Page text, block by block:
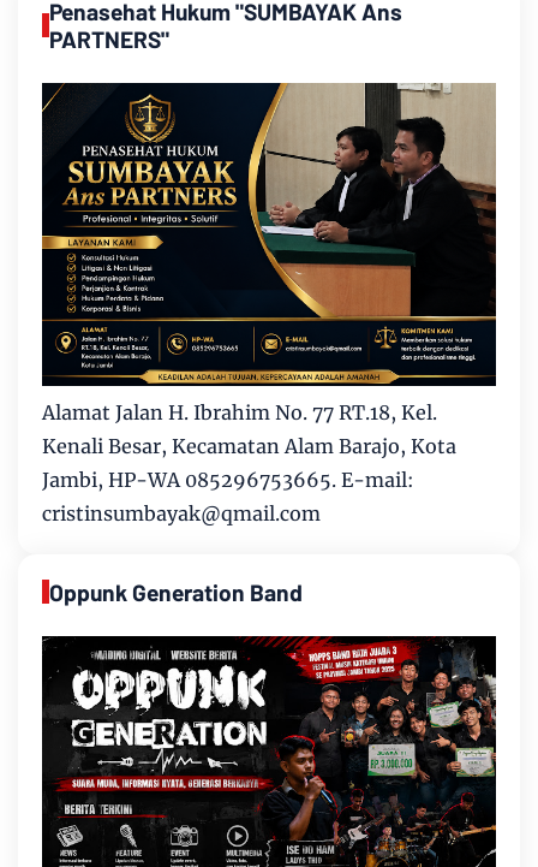
Penasehat Hukum "SUMBAYAK Ans
PARTNERS"
Alamat Jalan H. Ibrahim No. 77 RT.18, Kel.
Kenali Besar, Kecamatan Alam Barajo, Kota
Jambi, HP-WA 085296753665. E-mail:
cristinsumbayak@qmail.com
Oppunk Generation Band